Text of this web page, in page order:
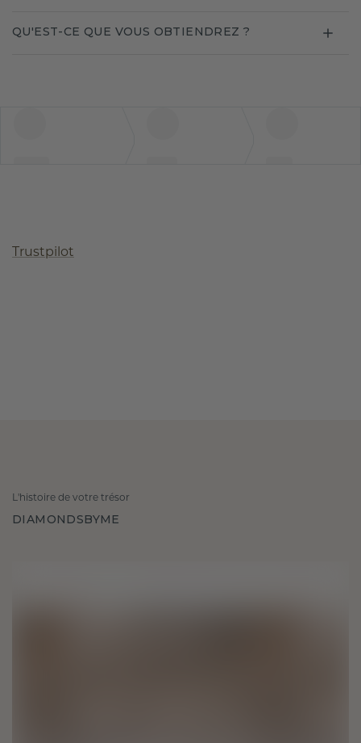
QU'EST-CE QUE VOUS OBTIENDREZ ?
Trustpilot
L'histoire de votre trésor
DIAMONDSBYME